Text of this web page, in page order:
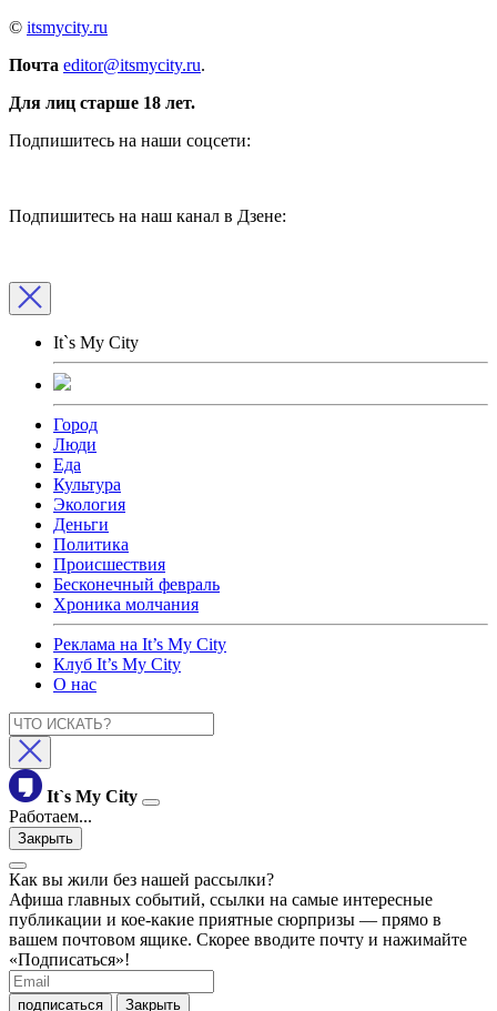
© itsmycity.ru
Почта editor@itsmycity.ru.
Для лиц старше 18 лет.
Подпишитесь на наши соцсети:
Подпишитесь на наш канал в Дзене:
It`s My City
Город
Люди
Еда
Культура
Экология
Деньги
Политика
Происшествия
Бесконечный февраль
Хроника молчания
Реклама на It’s My City
Клуб It’s My City
О нас
It`s My City
Работаем...
Закрыть
Как вы жили без нашей рассылки?
Афиша главных событий, ссылки на самые интересные
публикации и кое-какие приятные сюрпризы — прямо в
вашем почтовом ящике. Скорее вводите почту и нажимайте
«Подписаться»!
подписаться Закрыть